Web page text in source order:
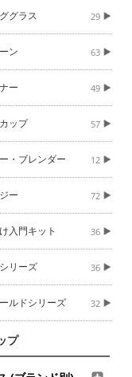
グラス 29
ン 63
ー 49
ップ 57
・ブレンダー 12
ー 72
入門キット 36
リーズ 36
ルドシリーズ 32
プ